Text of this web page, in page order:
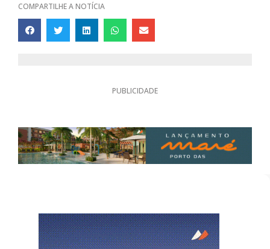
COMPARTILHE A NOTÍCIA
PUBLICIDADE